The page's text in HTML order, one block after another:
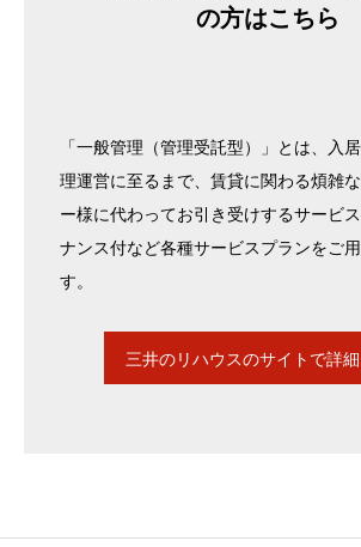
の方はこちら
「一般管理（管理受託型）」とは、入
理運営に至るまで、賃貸に関わる煩雑
ー様に代わってお引き受けするサービ
ナンス付など各種サービスプランをご
す。
三井のリハウスのサイトで詳